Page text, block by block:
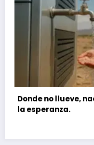
aire. De